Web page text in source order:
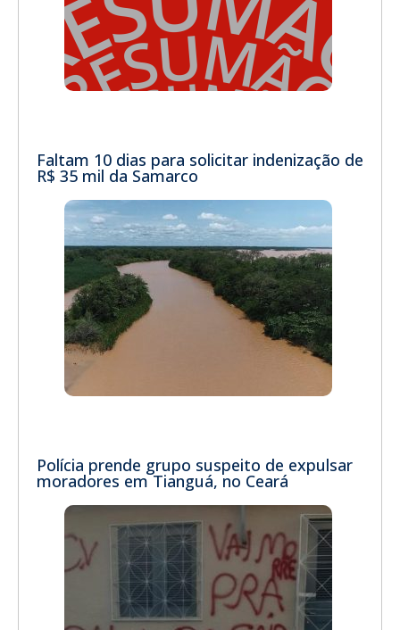
Faltam 10 dias para solicitar indenização de
R$ 35 mil da Samarco
Polícia prende grupo suspeito de expulsar
moradores em Tianguá, no Ceará